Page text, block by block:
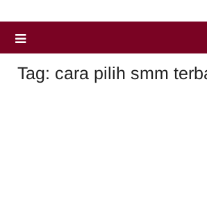
Tag: cara pilih smm